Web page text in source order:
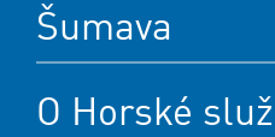
Šumava
O Horské